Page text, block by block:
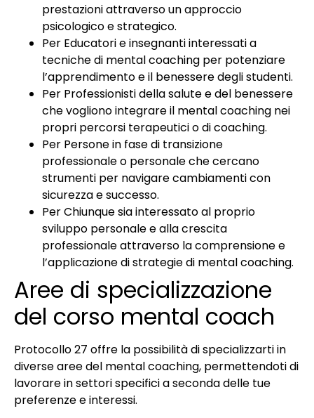
prestazioni attraverso un approccio
psicologico e strategico.
Per Educatori e insegnanti interessati a
tecniche di mental coaching per potenziare
l’apprendimento e il benessere degli studenti.
Per Professionisti della salute e del benessere
che vogliono integrare il mental coaching nei
propri percorsi terapeutici o di coaching.
Per Persone in fase di transizione
professionale o personale che cercano
strumenti per navigare cambiamenti con
sicurezza e successo.
Per Chiunque sia interessato al proprio
sviluppo personale e alla crescita
professionale attraverso la comprensione e
l’applicazione di strategie di mental coaching.
Aree di specializzazione
del corso mental coach
Protocollo 27 offre la possibilità di specializzarti in
diverse aree del mental coaching, permettendoti di
lavorare in settori specifici a seconda delle tue
preferenze e interessi.